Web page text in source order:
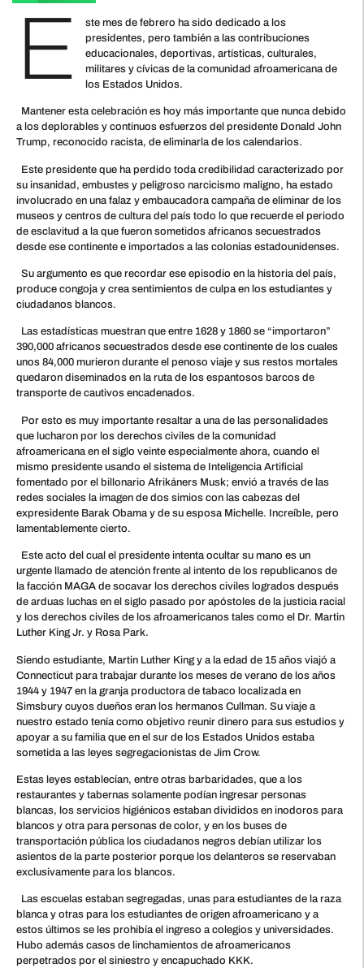
E
ste mes de febrero ha sido dedicado a los
presidentes, pero también a las contribuciones
educacionales, deportivas, artísticas, culturales,
militares y cívicas de la comunidad afroamericana de
los Estados Unidos.
Mantener esta celebración es hoy más importante que nunca debido
a los deplorables y continuos esfuerzos del presidente Donald John
Trump, reconocido racista, de eliminarla de los calendarios.
Este presidente que ha perdido toda credibilidad caracterizado por
su insanidad, embustes y peligroso narcicismo maligno, ha estado
involucrado en una falaz y embaucadora campaña de eliminar de los
museos y centros de cultura del país todo lo que recuerde el periodo
de esclavitud a la que fueron sometidos africanos secuestrados
desde ese continente e importados a las colonias estadounidenses.
Su argumento es que recordar ese episodio en la historia del país,
produce congoja y crea sentimientos de culpa en los estudiantes y
ciudadanos blancos.
Las estadísticas muestran que entre 1628 y 1860 se “importaron”
390,000 africanos secuestrados desde ese continente de los cuales
unos 84,000 murieron durante el penoso viaje y sus restos mortales
quedaron diseminados en la ruta de los espantosos barcos de
transporte de cautivos encadenados.
Por esto es muy importante resaltar a una de las personalidades
que lucharon por los derechos civiles de la comunidad
afroamericana en el siglo veinte especialmente ahora, cuando el
mismo presidente usando el sistema de Inteligencia Artificial
fomentado por el billonario Afrikáners Musk; envió a través de las
redes sociales la imagen de dos simios con las cabezas del
expresidente Barak Obama y de su esposa Michelle. Increíble, pero
lamentablemente cierto.
Este acto del cual el presidente intenta ocultar su mano es un
urgente llamado de atención frente al intento de los republicanos de
la facción MAGA de socavar los derechos civiles logrados después
de arduas luchas en el siglo pasado por apóstoles de la justicia racial
y los derechos civiles de los afroamericanos tales como el Dr. Martin
Luther King Jr. y Rosa Park.
Siendo estudiante, Martin Luther King y a la edad de 15 años viajó a
Connecticut para trabajar durante los meses de verano de los años
1944 y 1947 en la granja productora de tabaco localizada en
Simsbury cuyos dueños eran los hermanos Cullman. Su viaje a
nuestro estado tenía como objetivo reunir dinero para sus estudios y
apoyar a su familia que en el sur de los Estados Unidos estaba
sometida a las leyes segregacionistas de Jim Crow.
Estas leyes establecían, entre otras barbaridades, que a los
restaurantes y tabernas solamente podían ingresar personas
blancas, los servicios higiénicos estaban divididos en inodoros para
blancos y otra para personas de color, y en los buses de
transportación pública los ciudadanos negros debían utilizar los
asientos de la parte posterior porque los delanteros se reservaban
exclusivamente para los blancos.
Las escuelas estaban segregadas, unas para estudiantes de la raza
blanca y otras para los estudiantes de origen afroamericano y a
estos últimos se les prohibía el ingreso a colegios y universidades.
Hubo además casos de linchamientos de afroamericanos
perpetrados por el siniestro y encapuchado KKK.